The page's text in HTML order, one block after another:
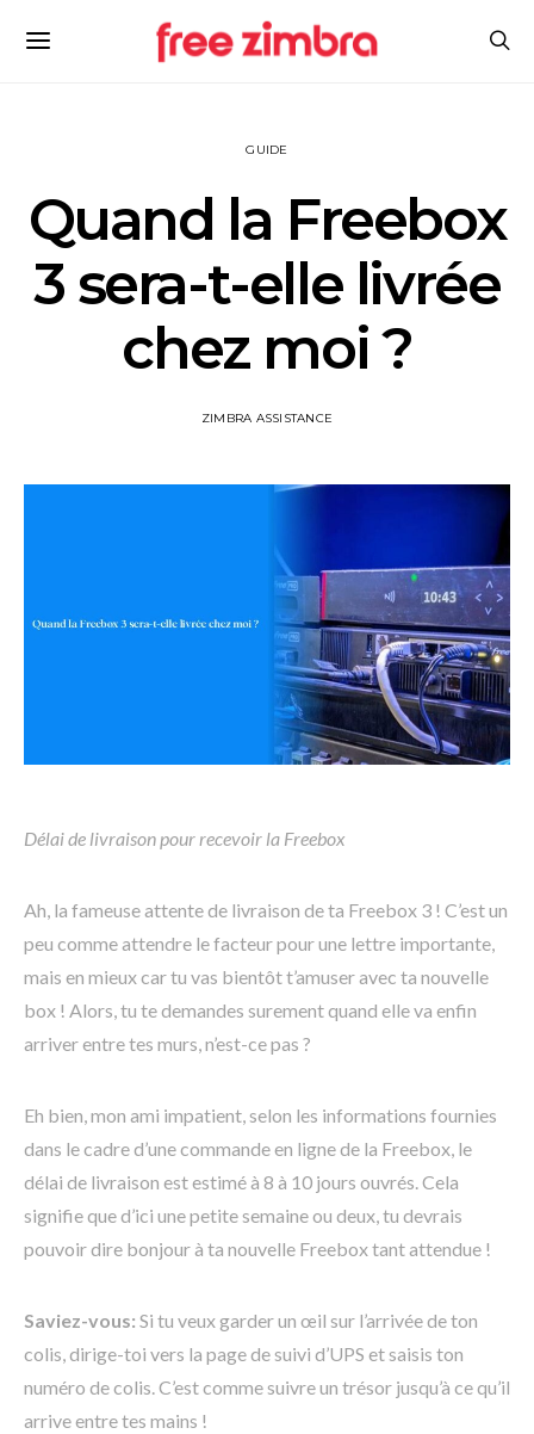
GUIDE
Quand la Freebox
3 sera-t-elle livrée
chez moi ?
ZIMBRA ASSISTANCE
Délai de livraison pour recevoir la Freebox
Ah, la fameuse attente de livraison de ta Freebox 3 ! C’est un
peu comme attendre le facteur pour une lettre importante,
mais en mieux car tu vas bientôt t’amuser avec ta nouvelle
box ! Alors, tu te demandes surement quand elle va enfin
arriver entre tes murs, n’est-ce pas ?
Eh bien, mon ami impatient, selon les informations fournies
dans le cadre d’une commande en ligne de la Freebox, le
délai de livraison est estimé à 8 à 10 jours ouvrés. Cela
signifie que d’ici une petite semaine ou deux, tu devrais
pouvoir dire bonjour à ta nouvelle Freebox tant attendue !
Saviez-vous: Si tu veux garder un œil sur l’arrivée de ton
colis, dirige-toi vers la page de suivi d’UPS et saisis ton
numéro de colis. C’est comme suivre un trésor jusqu’à ce qu’il
arrive entre tes mains !